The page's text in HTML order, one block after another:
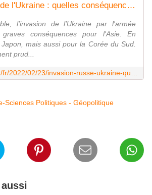
Invasion russe de l'Ukraine : quelles conséquences pour l'Asie ?
l'invasion de l'Ukraine par l'armée
conséquences pour l'Asie. En
mais aussi pour la Corée du Sud.
prud...
Sciences Politiques - Géopolitique